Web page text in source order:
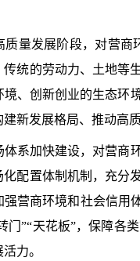
发展阶段，对营商环
传统的劳动力、土地等
境、创新创业的生态环
建新发展格局、推动高
加快建设，对营商环
化配置体制机制，充分
强营商环境和社会信用
门”“天花板”，保障
力。